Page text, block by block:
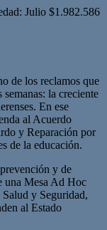
Julio $1.982.586
de los reclamos que
la creciente
En ese
al Acuerdo
y Reparación por
de la educación.
y de
una Mesa Ad Hoc
y Seguridad,
al Estado